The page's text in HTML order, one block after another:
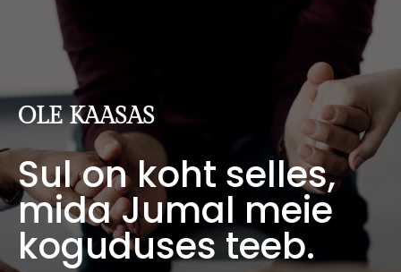
OLE KAASAS
Sul on koht selles,
mida Jumal meie
koguduses teeb.